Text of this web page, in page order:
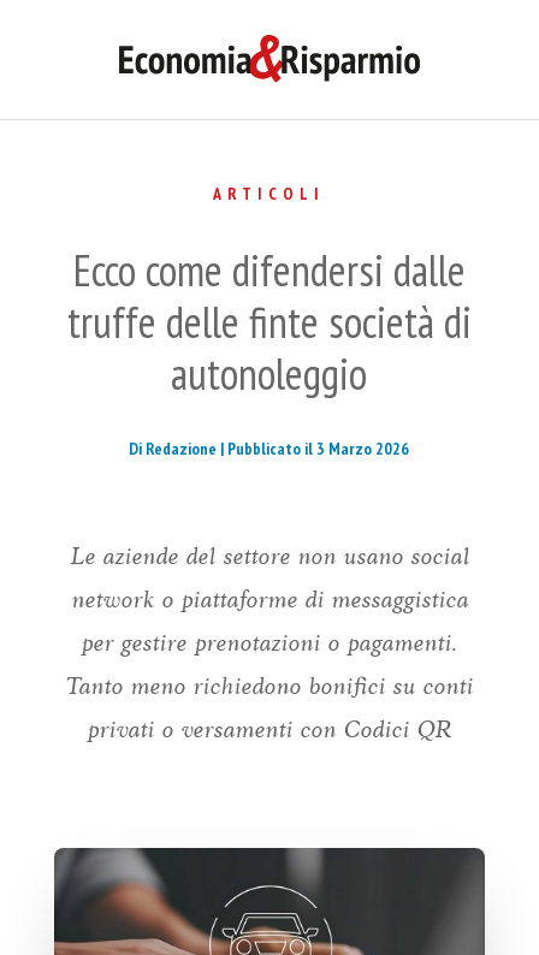
ARTICOLI
Ecco come difendersi dalle
truffe delle finte società di
autonoleggio
Di Redazione | Pubblicato il 3 Marzo 2026
Le aziende del settore non usano social
network o piattaforme di messaggistica
per gestire prenotazioni o pagamenti.
Tanto meno richiedono bonifici su conti
privati o versamenti con Codici QR